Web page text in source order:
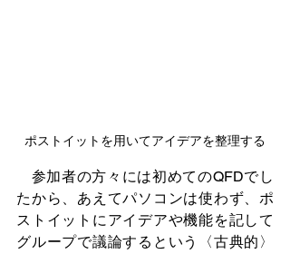
ポストイットを用いてアイデアを整理する
参加者の方々には初めてのQFDでし
たから、あえてパソコンは使わず、ポ
ストイットにアイデアや機能を記して
グループで議論するという〈古典的〉